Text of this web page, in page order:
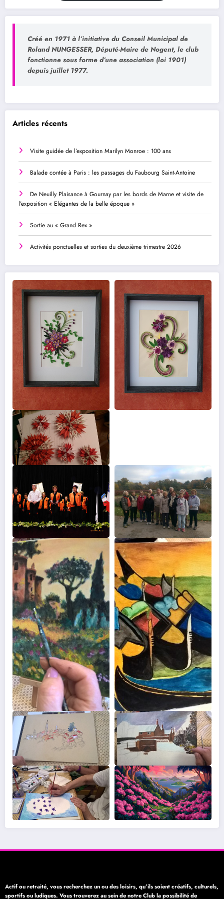
Créé en 1971 à l’initiative du Conseil Municipal de
Roland NUNGESSER, Député-Maire de Nogent, le club
fonctionne sous forme d’une association (loi 1901)
depuis juillet 1977.
Articles récents
Visite guidée de l’exposition Marilyn Monroe : 100 ans
Balade contée à Paris : les passages du Faubourg Saint-Antoine
De Neuilly Plaisance à Gournay par les bords de Marne et visite de
l’exposition « Elégantes de la belle époque »
Sortie au « Grand Rex »
Activités ponctuelles et sorties du deuxième trimestre 2026
Actif ou retraité, vous recherchez un ou des loisirs, qu’ils soient créatifs, culturels,
sportifs ou ludiques. Vous trouverez au sein de notre Club la possibilité de